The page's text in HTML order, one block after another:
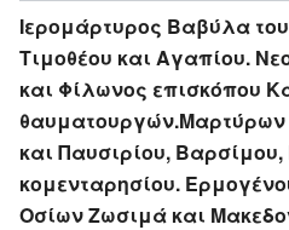
Ιερομάρτυρος Βαβύλα του
Τιμοθέου και Αγαπίου.
και Φίλωνος επισκόπου
θαυματουργών.Μαρτύρων
και Παυσιρίου,
κομενταρησίου.
Οσίων Ζωσιμά και